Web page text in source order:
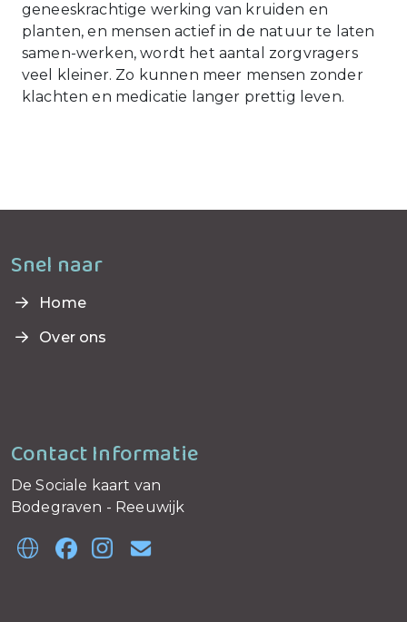
geneeskrachtige werking van kruiden en
planten, en mensen actief in de natuur te laten
samen-werken, wordt het aantal zorgvragers
veel kleiner. Zo kunnen meer mensen zonder
klachten en medicatie langer prettig leven.
Snel naar
Home
Over ons
Contact Informatie
De Sociale kaart van
Bodegraven - Reeuwijk